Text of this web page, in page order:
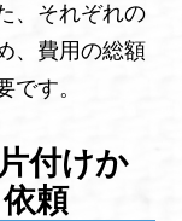
、それぞれの
、費用の総額
です。
付けか
頼